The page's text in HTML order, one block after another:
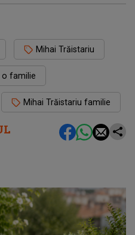
Mihai Trăistariu
o familie
Mihai Trăistariu familie